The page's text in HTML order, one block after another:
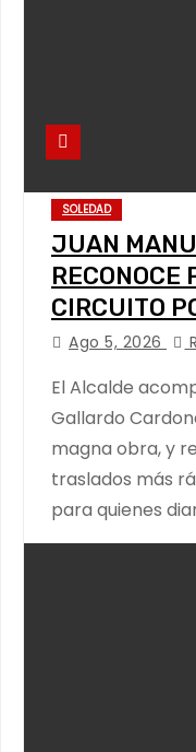
SOLEDAD
JUAN
RECONOCE
CIRCUITO
LAAgo 5, 2026
El Alcalde
Gallardo
magna obra, y
traslados más
para quienes